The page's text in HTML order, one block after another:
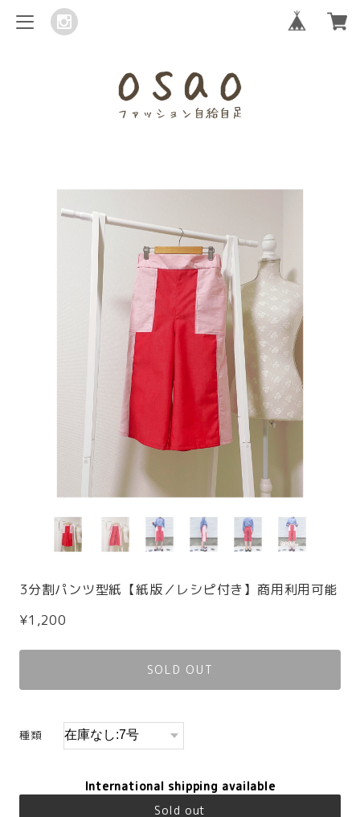
3分割パンツ型紙【紙版／レシピ付き】商用利用可能
¥1,200
SOLD OUT
種類
International shipping available
Sold out